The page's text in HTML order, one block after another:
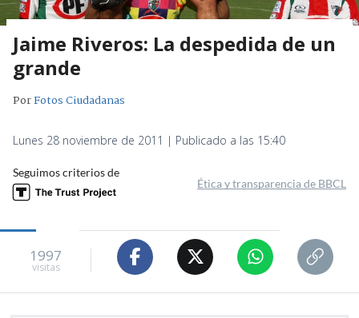
Jaime Riveros: La despedida de un
grande
PorFotos Ciudadanas
Lunes 28 noviembre de 2011 | Publicado a las 15:40
Seguimos criterios de
Ética y transparencia de BBCL
1997
visitas